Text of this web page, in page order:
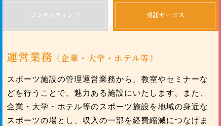
コンサルティング 受託サービス
運営業務 （企業・大学・ホテル等）
スポーツ施設の管理運営業務から、教室やセミナーな
どを行うことで、魅力ある施設にいたします。また、
企業・大学・ホテル等のスポーツ施設を地域の身近な
スポーツの場とし、収入の一部を経費縮減につなげま